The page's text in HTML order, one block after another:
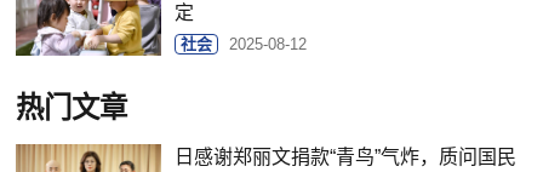
定
社会 2025-08-12
热门文章
日感谢郑丽文捐款“青鸟”气炸，质问国民